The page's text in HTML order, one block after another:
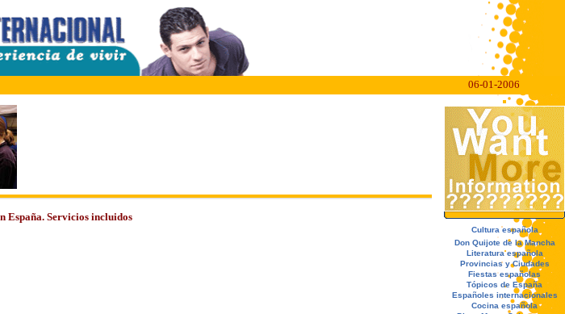
06-01-2006
España. Servicios incluidos
Cultura española
Don Quijote de la Mancha
Literatura española
Provincias y Ciudades
Fiestas españolas
Tópicos de España
Españoles internacionales
Cocina española